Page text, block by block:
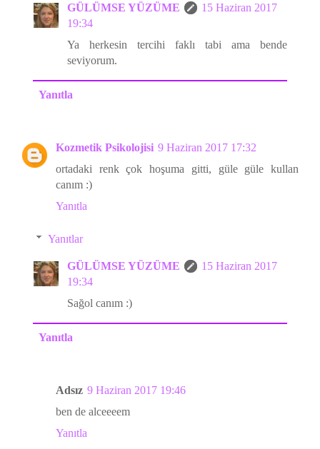
GÜLÜMSE YÜZÜME
15 Haziran 2017
19:34
Ya herkesin tercihi faklı tabi ama bende
seviyorum.
Yanıtla
Kozmetik Psikolojisi 9 Haziran 2017 17:32
ortadaki renk çok hoşuma gitti, güle güle kullan
canım :)
Yanıtla
Yanıtlar
GÜLÜMSE YÜZÜME
15 Haziran 2017
19:34
Sağol canım :)
Yanıtla
Adsız 9 Haziran 2017 19:46
ben de alceeeem
Yanıtla